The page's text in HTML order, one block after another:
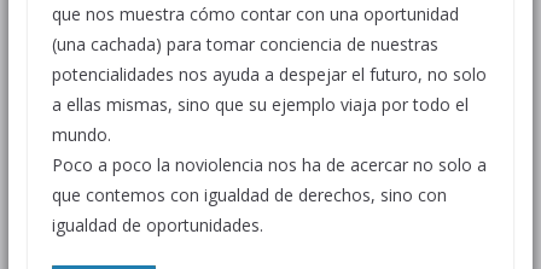
que nos muestra cómo contar con una oportunidad
(una cachada) para tomar conciencia de nuestras
potencialidades nos ayuda a despejar el futuro, no solo
a ellas mismas, sino que su ejemplo viaja por todo el
mundo.
Poco a poco la noviolencia nos ha de acercar no solo a
que contemos con igualdad de derechos, sino con
igualdad de oportunidades.